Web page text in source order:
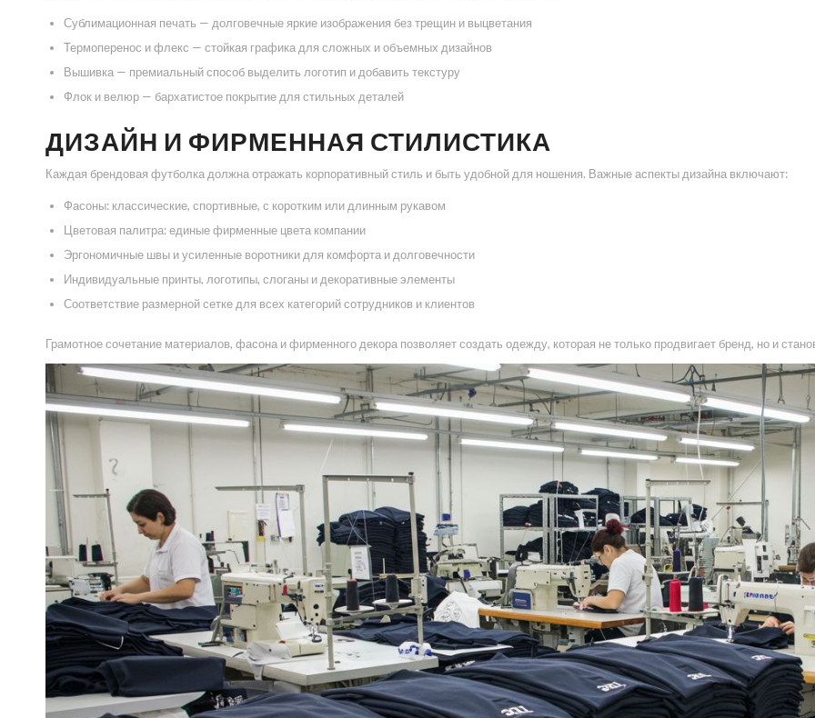
Сублимационная печать — долговечные яркие изображения без трещин и выцветания
Термоперенос и флекс — стойкая графика для сложных и объемных дизайнов
Вышивка — премиальный способ выделить логотип и добавить текстуру
Флок и велюр — бархатистое покрытие для стильных деталей
ДИЗАЙН И ФИРМЕННАЯ СТИЛИСТИКА
Каждая брендовая футболка должна отражать корпоративный стиль и быть удобной для ношения. Важные аспекты дизайна включают:
Фасоны: классические, спортивные, с коротким или длинным рукавом
Цветовая палитра: единые фирменные цвета компании
Эргономичные швы и усиленные воротники для комфорта и долговечности
Индивидуальные принты, логотипы, слоганы и декоративные элементы
Соответствие размерной сетке для всех категорий сотрудников и клиентов
Грамотное сочетание материалов, фасона и фирменного декора позволяет создать одежду, которая не только продвигает бренд, но и